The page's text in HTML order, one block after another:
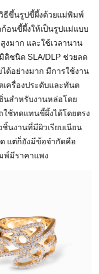
ธีขึ้นรูปขี้ผึ้งด้วยแม่พิมพ์
อนขี้ผึ้งให้เป็นรูปแม่แบบ
งมาก และใช้เวลานาน
ติชนิด SLA/DLP ช่วยลด
ด้อย่างมาก มีการใช้งาน
ครื่องประดับและทันต
นสำหรับงานหล่อโดย
ใช้ทดแทนขี้ผึ้งได้โดยตรง
นงานที่มีผิวเรียบเนียน
แต่ก็ยังมีข้อจำกัดคือ
พ์มีราคาแพง